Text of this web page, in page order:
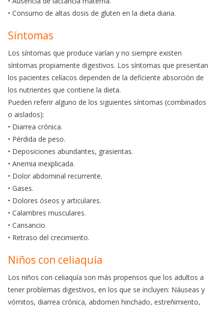
• Consumo de altas dosis de gluten en la dieta diaria.
Síntomas
Los síntomas que produce varían y no siempre existen
síntomas propiamente digestivos. Los síntomas que presentan
los pacientes celíacos dependen de la deficiente absorción de
los nutrientes que contiene la dieta.
Pueden referir alguno de los siguientes síntomas (combinados
o aislados):
• Diarrea crónica.
• Pérdida de peso.
• Deposiciones abundantes, grasientas.
• Anemia inexplicada.
• Dolor abdominal recurrente.
• Gases.
• Dolores óseos y articulares.
• Calambres musculares.
• Cansancio.
• Retraso del crecimiento.
Niños con celiaquía
Los niños con celiaquía son más propensos que los adultos a
tener problemas digestivos, en los que se incluyen: Náuseas y
vómitos, diarrea crónica, abdomen hinchado, estreñimiento,